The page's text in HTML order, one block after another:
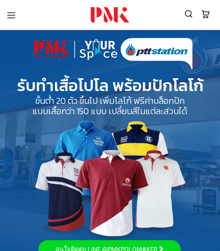
PMK
Polomaker
ผู้
ผลิต
สินค้า
แบรนด์
เสื้อ
โปโล
ยูนิฟอร์ม
พร้อม
โลโก้
ผู้
เสื้อ
โปโล
ยูนิฟอร์ม
มาตรฐาน
ISO9001
และ
อุตสาหกรรม
สี
เขียว
ระดับ
ที่2
รับทำเสื้อโปโล พร้อมปักโลโก้
สนใจติดต่อ LINE @PMKPOLOMAKER
ขั้นต่ำ 20 ตัว ขึ้นไป เพิ่มโลโก้ ฟรีค่าบล็อกปัก
แบบเสื้อกว่า 150 แบบ เปลี่ยนสีในแต่ละส่วนได้